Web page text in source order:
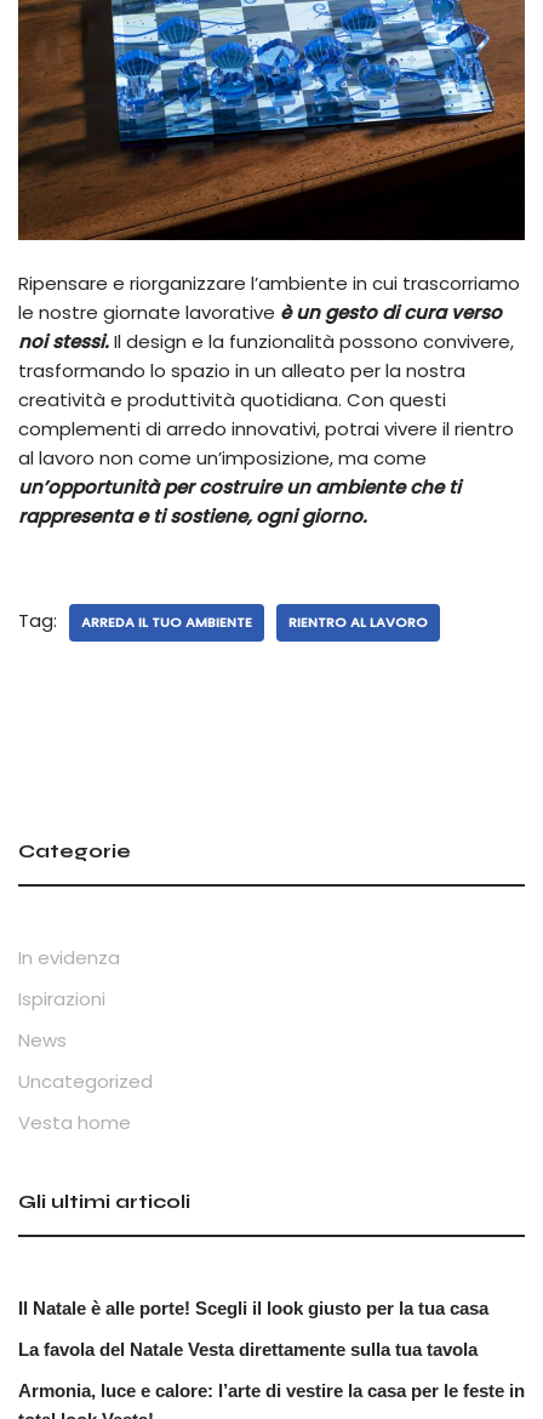
Ripensare e riorganizzare l’ambiente in cui trascorriamo
le nostre giornate lavorative è un gesto di cura verso
noi stessi.Il design e la funzionalità possono convivere,
trasformando lo spazio in un alleato per la nostra
creatività e produttività quotidiana. Con questi
complementi di arredo innovativi, potrai vivere il rientro
al lavoro non come un’imposizione, ma come
un’opportunità per costruire un ambiente che ti
rappresenta e ti sostiene, ogni giorno.
Tag: ARREDA IL TUO AMBIENTE RIENTRO AL LAVORO
Categorie
In evidenza
Ispirazioni
News
Uncategorized
Vesta home
Gli ultimi articoli
Il Natale è alle porte! Scegli il look giusto per la tua casa
La favola del Natale Vesta direttamente sulla tua tavola
Armonia, luce e calore: l’arte di vestire la casa per le feste in